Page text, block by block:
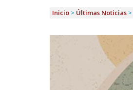
Inicio > Últimas Noticias >